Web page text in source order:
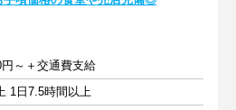
～＋交通費支給
1日7.5時間以上